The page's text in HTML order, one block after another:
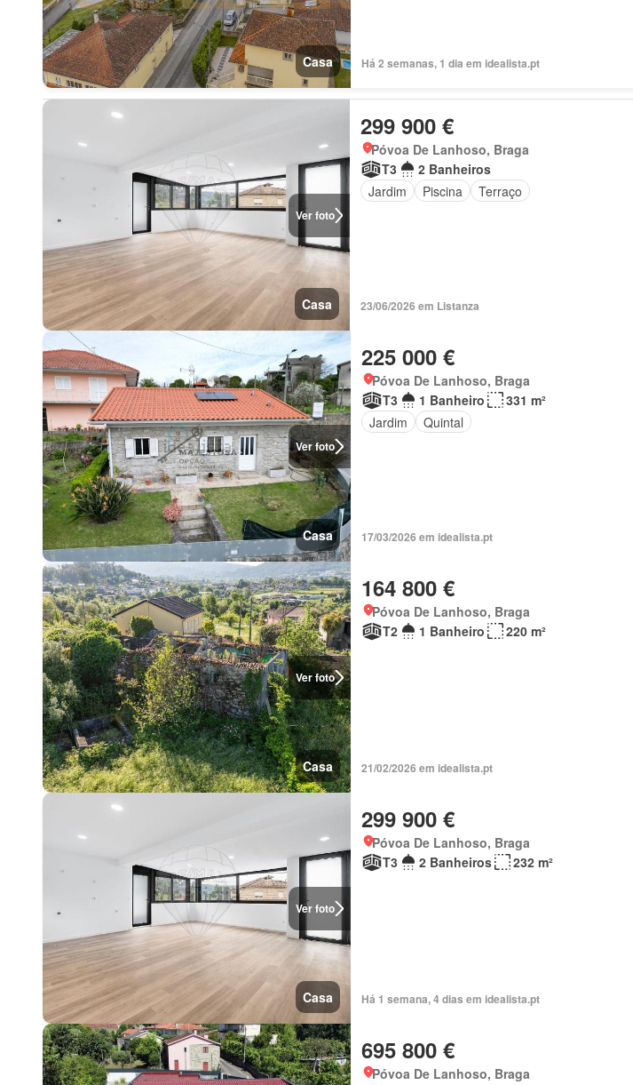
Casa Há 2 semanas, 1 dia em idealista.pt
Ver foto
Casa
299 900 €
Póvoa De Lanhoso, Braga
T3
2 Banheiros
Jardim
Piscina Terraço
23/06/2026 em Listanza
Ver foto
Casa
225 000 €
Póvoa De Lanhoso, Braga
T3
1 Banheiro
331 m²
Jardim
Quintal
17/03/2026 em idealista.pt
Ver foto
Casa
164 800 €
Póvoa De Lanhoso, Braga
T2
1 Banheiro 220 m²
21/02/2026 em idealista.pt
Ver foto
Casa
299 900 €
Póvoa De Lanhoso, Braga
T3
2 Banheiros 232 m²
Há 1 semana, 4 dias em idealista.pt
695 800 €
Póvoa De Lanhoso, Braga